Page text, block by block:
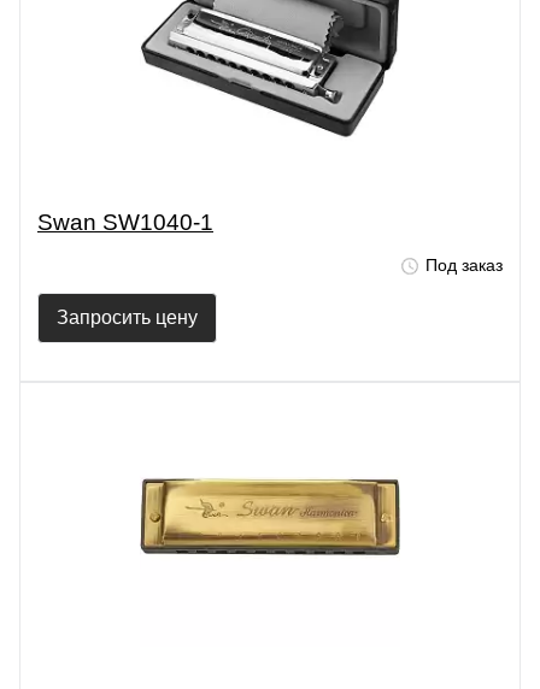
Swan SW1040-1
Под заказ
Запросить цену